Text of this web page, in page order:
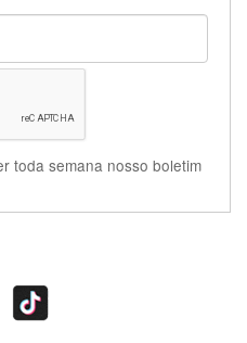
toda semana nosso boletim